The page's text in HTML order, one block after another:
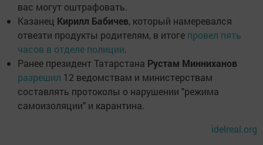
вас могут оштрафовать.
Казанец Кирилл Бабичев, который намеревался
отвезти продукты родителям, в итоге провел пять
часов в отделе полиции.
Ранее президент Татарстана Рустам Минниханов
разрешил 12 ведомствам и министерствам
составлять протоколы о нарушении "режима
самоизоляции" и карантина.
idelreal.org